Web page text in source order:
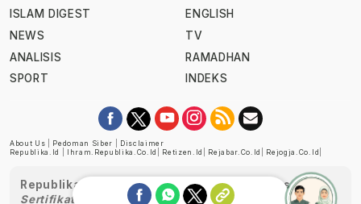
ISLAM DIGEST
NEWS
ANALISIS
SPORT
ENGLISH
TV
RAMADHAN
INDEKS
About Us Pedoman Siber
Disclaimer
Republika.id
Ihram.republika.co.id Retizen.id Rejabar.co.id Rejogja.co.id
Republika telah diverifikasi oleh Dewan Pers
Sertifikat Nomor 1058/DP-Verifikasi/K/XII/2022